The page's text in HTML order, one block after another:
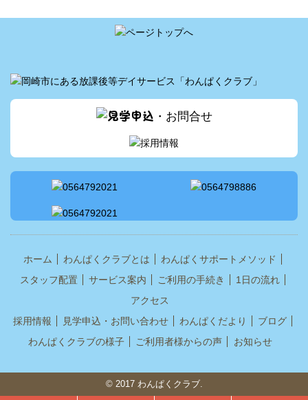
ホーム わんぱくクラブとは
わんぱくサポートメソッド
スタッフ配置
サービス案内 ご利用の手続き
1日の流れ
アクセス
採用情報
見学申込・お問い合わせ わんぱくだより
ブログ
わんぱくクラブの様子
ご利用者様からの声 お知らせ
© 2017 わんぱくクラブ.